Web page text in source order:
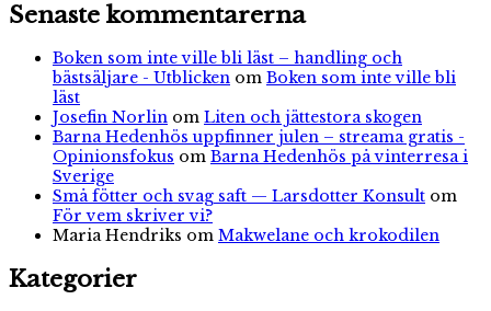
Senaste kommentarerna
Boken som inte ville bli läst – handling och
bästsäljare - Utblicken om Boken som inte ville bli
läst
Josefin Norlin om Liten och jättestora skogen
Barna Hedenhös uppfinner julen – streama gratis -
Opinionsfokus om Barna Hedenhös på vinterresa i
Sverige
Små fötter och svag saft — Larsdotter Konsult om
För vem skriver vi?
Maria Hendriks om Makwelane och krokodilen
Kategorier